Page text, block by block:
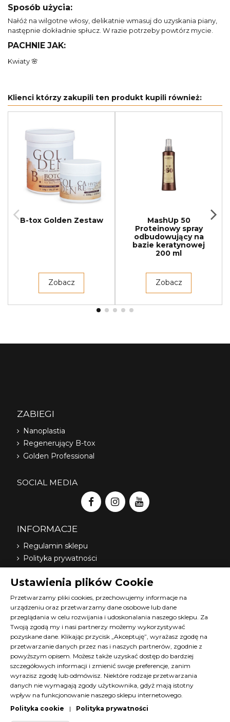
Sposób użycia:
Nałóż na wilgotne włosy, delikatnie wmasuj do uzyskania piany,
następnie dokładnie spłucz. W razie potrzeby powtórz mycie.
PACHNIE JAK:
Kwiaty 🌸
Klienci którzy zakupili ten produkt kupili również:
B-tox Golden Zestaw
Zobacz
MashUp 50
Proteinowy spray
odbudowujący na
bazie keratynowej
200 ml
Zobacz
ZABIEGI
Nanoplastia
Regenerujący B-tox
Golden Professional
SOCIAL MEDIA
INFORMACJE
Regulamin sklepu
Polityka prywatności
Nasi dystrybutorzy
O nas
FAQ
Terminy szkoleń Diana
Materiały do pobrania
Kontakt z nami
Program lojalnościowy
KONTAKT
Ustawienia plików Cookie
Przetwarzamy pliki cookies, przechowujemy informacje na
urządzeniu oraz przetwarzamy dane osobowe lub dane
przeglądania w celu rozwijania i udoskonalania naszego sklepu. Za
Twoją zgodą my i nasi partnerzy możemy wykorzystywać
pozyskane dane. Klikając przycisk „Akceptuję”, wyrażasz zgodę na
przetwarzanie danych przez nas i naszych partnerów, zgodnie z
powyższym opisem. Możesz także uzyskać dostęp do bardziej
szczegółowych informacji i zmienić swoje preferencje, zanim
wyrazisz zgodę lub odmówisz. Niektóre rodzaje przetwarzania
danych nie wymagają zgody użytkownika, gdyż mają istotny
wpływ na funkcjonowanie naszego sklepu internetowego.
Polityka cookie
| Polityka prywatności